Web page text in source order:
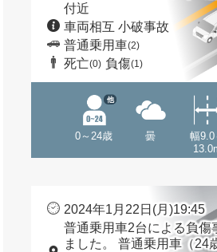
付近
車両相互 小破事故
普通乗用車(2)
死亡(0) 負傷(1)
0～24歳
他
曇
幅9.0
2024年1月22日(月)19:45
普通乗用車2台による負傷
ました。 普通乗用車（24